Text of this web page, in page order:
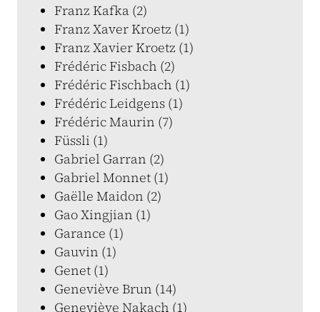
Franz Kafka (2)
Franz Xaver Kroetz (1)
Franz Xavier Kroetz (1)
Frédéric Fisbach (2)
Frédéric Fischbach (1)
Frédéric Leidgens (1)
Frédéric Maurin (7)
Füssli (1)
Gabriel Garran (2)
Gabriel Monnet (1)
Gaëlle Maidon (2)
Gao Xingjian (1)
Garance (1)
Gauvin (1)
Genet (1)
Geneviève Brun (14)
Geneviève Nakach (1)